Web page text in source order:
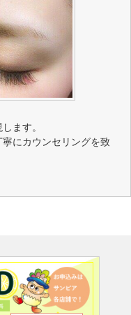
ます。
にカウンセリングを致